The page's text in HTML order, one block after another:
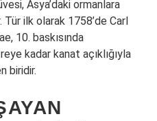
Asya’daki ormanlara
ilk olarak 1758’de Carl
10. baskısında
kadar kanat açıklığıyla
biridir.